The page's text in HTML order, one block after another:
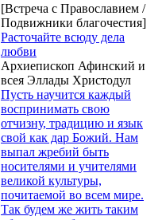
[Встреча с Православием /
Подвижники благочестия]
Расточайте всюду дела
любви
Архиепископ Афинский и
всея Эллады Христодул
Пусть научится каждый
воспринимать свою
отчизну, традицию и язык
свой как дар Божий. Нам
выпал жребий быть
носителями и учителями
великой культуры,
почитаемой во всем мире.
Так будем же жить таким